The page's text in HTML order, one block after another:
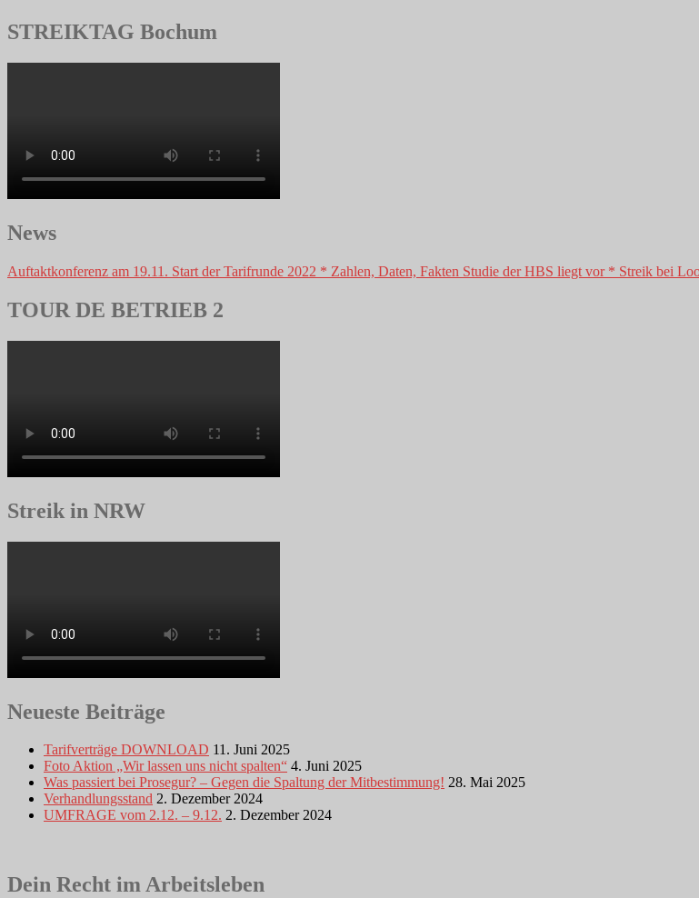
STREIKTAG Bochum
News
Auftaktkonferenz am 19.11. Start der Tarifrunde 2022 * Zahlen, Daten, Fakten Studie der HBS liegt vor * Streik bei
TOUR DE BETRIEB 2
Streik in NRW
Neueste Beiträge
Tarifverträge DOWNLOAD 11. Juni 2025
Foto Aktion „Wir lassen uns nicht spalten“ 4. Juni 2025
Was passiert bei Prosegur? – Gegen die Spaltung der Mitbestimmung! 28. Mai 2025
Verhandlungsstand 2. Dezember 2024
UMFRAGE vom 2.12. – 9.12. 2. Dezember 2024
Dein Recht im Arbeitsleben